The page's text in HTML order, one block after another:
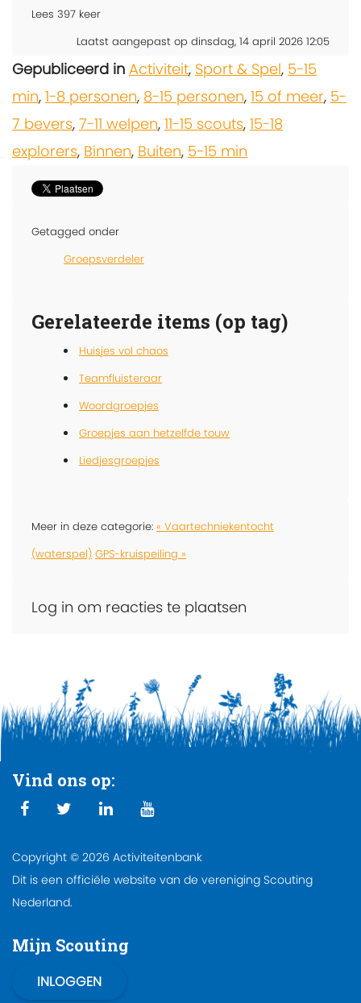
Lees 397 keer
Laatst aangepast op dinsdag, 14 april 2026 12:05
Gepubliceerd in Activiteit, Sport & Spel, 5-15
min, 1-8 personen, 8-15 personen, 15 of meer, 5-
7 bevers, 7-11 welpen, 11-15 scouts, 15-18
explorers, Binnen, Buiten, 5-15 min
Getagged onder
Groepsverdeler
Gerelateerde items (op tag)
Huisjes vol chaos
Teamfluisteraar
Woordgroepjes
Groepjes aan hetzelfde touw
Liedjesgroepjes
Meer in deze categorie: « Vaartechniekentocht
(waterspel) GPS-kruispeiling »
Log in om reacties te plaatsen
Vind ons op:
Copyright © 2026 Activiteitenbank
Dit is een officiële website van de vereniging Scouting
Nederland.
Mijn Scouting